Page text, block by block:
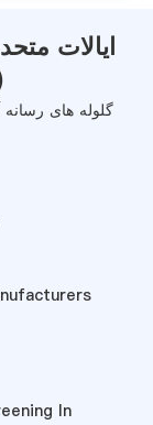
گلوله های
In